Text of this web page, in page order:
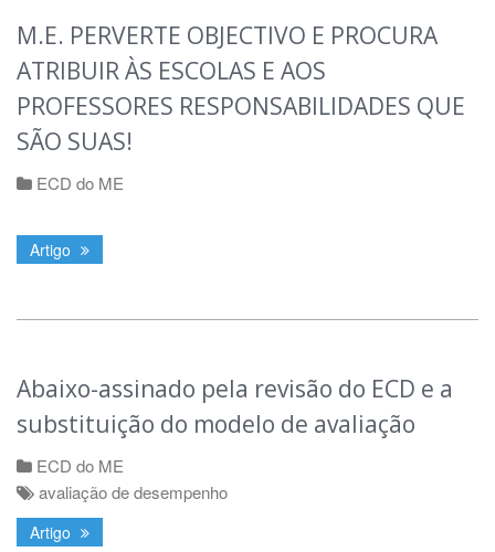
M.E. PERVERTE OBJECTIVO E PROCURA
ATRIBUIR ÀS ESCOLAS E AOS
PROFESSORES RESPONSABILIDADES QUE
SÃO SUAS!
ECD do ME
Artigo
Abaixo-assinado pela revisão do ECD e a
substituição do modelo de avaliação
ECD do ME
avaliação de desempenho
Artigo